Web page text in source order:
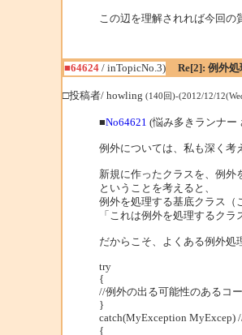
この辺を理解されれば今回の
■64624/ inTopicNo.3)
Re[2]: 例外
□投稿者/ howling (140回)-(2012/12/
■No64621 (悩み多きランナー
例外については、私も深く考
新規に作ったクラスを、例外
ということを考えると、
例外を処理する基底クラス（
「これは例外を処理するク
だからこそ、よくある例外処
try
{
//例外の出る可能性のあるコ
}
catch(MyException MyExcep)
{